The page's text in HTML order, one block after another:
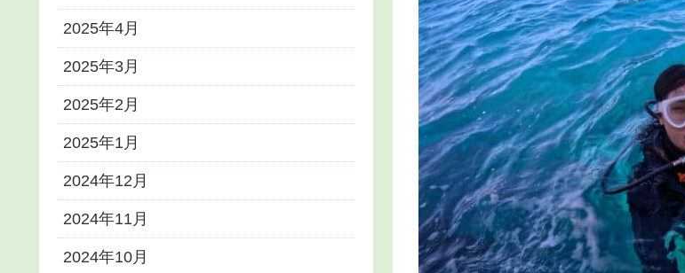
2025年4月
2025年3月
2025年2月
2025年1月
2024年12月
2024年11月
2024年10月